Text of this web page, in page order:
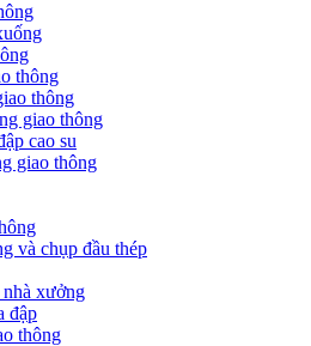
thông
thông
giao thông
cao su
giao thông
và chụp đầu thép
xưởng
đập
thông